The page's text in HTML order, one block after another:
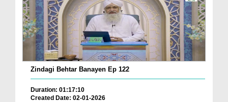
Zindagi Behtar Banayen Ep 122
Duration: 01:17:10
Created Date: 02-01-2026